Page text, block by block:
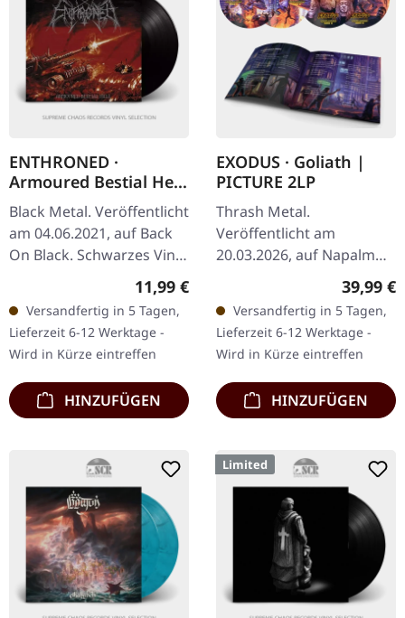
ENTHRONED ·
Armoured Bestial Hell
| BLACK
Black Metal. Veröffentlicht
am 04.06.2021, auf Back
On Black. Schwarzes Vinyl
"Armoured Bestial Hell,"
das vierte Album von…
Regulärer Preis:
11,99 €
Versandfertig in 5 Tagen,
Lieferzeit 6-12 Werktage -
Wird in Kürze eintreffen
HINZUFÜGEN
EXODUS · Goliath |
PICTURE 2LP
Thrash Metal.
Veröffentlicht am
20.03.2026, auf Napalm
Records. Picture Doppel-
Vinyl im Gatefold-Cover
mit 12" Booklet und
Zertifikat. Limitiert auf…
39,99 €
Versandfertig in 5 Tagen,
Lieferzeit 6-12 Werktage -
Wird in Kürze eintreffen
HINZUFÜGEN
Limited